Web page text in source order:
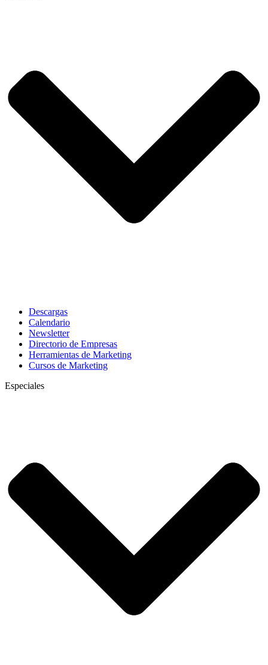
Descargas
Calendario
Newsletter
Directorio de Empresas
Herramientas de Marketing
Cursos de Marketing
Especiales